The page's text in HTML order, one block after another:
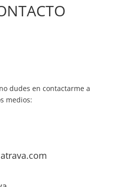
dudes en contactarme a
medios: